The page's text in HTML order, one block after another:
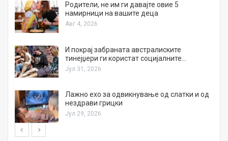
Родители, не им ги давајте овие 5
намирници на вашите деца
Авг 4, 2026
И покрај забраната австралиските
тинејџери ги користат социјалните…
Јул 31, 2026
Лажно ехо за одвикнување од слатки и од
нездрави грицки
Јул 29, 2026